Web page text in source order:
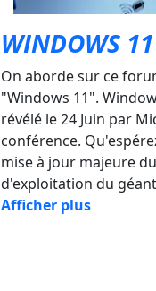
WINDOWS 11
On aborde sur ce
"Windows 11".
révélé le 24 Juin par
conférence.
mise à jour majeure
d'exploitation du
Afficher plus